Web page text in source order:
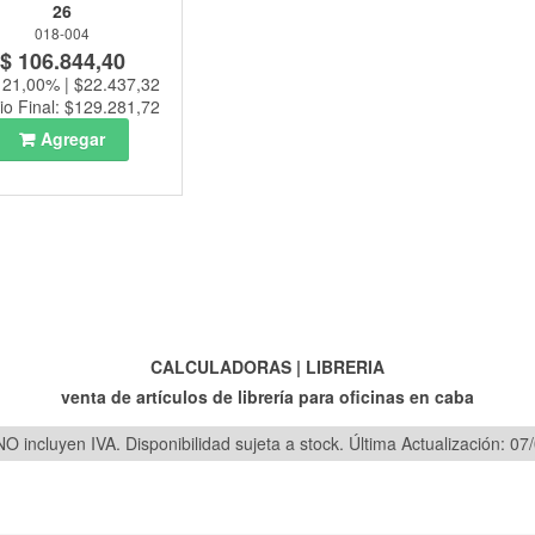
26
018-004
$ 106.844,40
21,00% | $22.437,32
Final: $129.281,72
Agregar
CALCULADORAS | LIBRERIA
venta de artículos de librería para oficinas en caba
incluyen IVA. Disponibilidad sujeta a stock. Última Actualización: